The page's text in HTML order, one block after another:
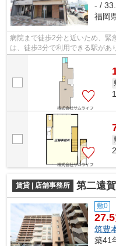
- /
福岡
病院まで徒歩2分と近いため、緊
は、徒歩3分で利用できる駅があ
利用いただけます。
賃貸 | 店舗事務所 第二遠
敷0
27.5
筑豊
築41